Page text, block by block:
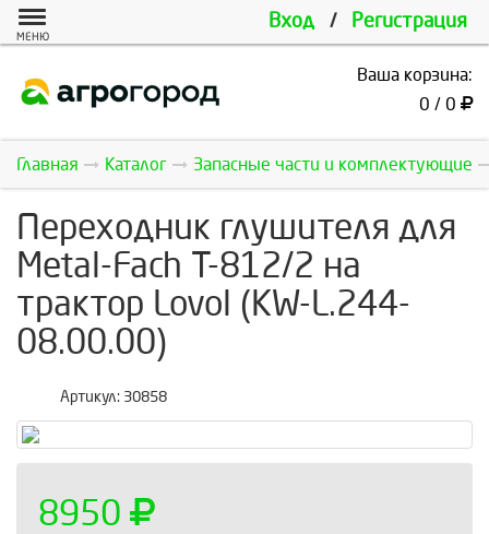
Вход / Регистрация
МЕНЮ
Ваша корзина:
0 / 0
Главная Каталог Запасные части и комплектующие
Переходник глушителя для
Metal-Fach Т-812/2 на
трактор Lovol (KW-L.244-
08.00.00)
Артикул: 30858
8950